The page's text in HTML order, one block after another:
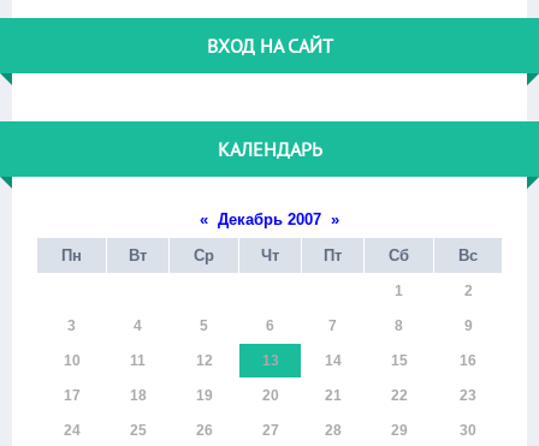
ВХОД НА САЙТ
КАЛЕНДАРЬ
« Декабрь 2007 »
Пн
Вт Ср Чт Пт Сб Вс
1 2
3 4 5 6 7 8 9
10 11 12 13 14 15 16
17 18 19 20 21 22 23
24 25 26 27 28 29 30